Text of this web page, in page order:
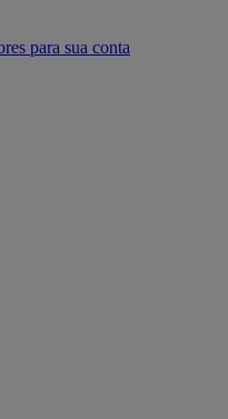
para sua conta